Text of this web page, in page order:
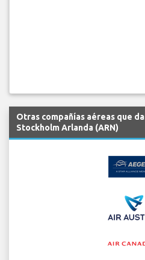
Otras compañías aéreas que
Stockholm Arlanda (ARN)